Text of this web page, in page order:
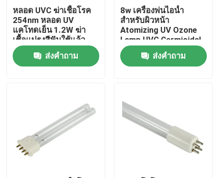
เครื่องนวดตัวที่บ้าน
แผ่นนวดหลัง
เครื่องทำความสะอาดผิวหน้าอย่างล้ำลึก
หัวฉีดออกซิเจนแบบมือถือ
หลอด UVC ฆ่าเชื้อโรค
254nm หลอด UV
แคโทดเย็น 1.2W ฆ่า
เชื้อแปรงสีฟันใช้แล้ว
ส่งคำถาม
8w เครื่องพ่นไอน้ำ
สำหรับผิวหน้า
Atomizing UV Ozone
Lamp UVC Germicidal
Tubes 254nm
ส่งคำถาม